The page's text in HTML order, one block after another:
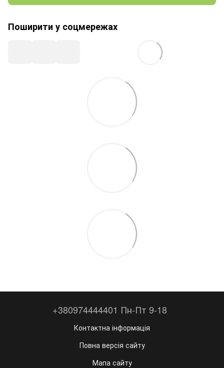
Поширити у соцмережах
+380974444401 Пн-Пт 9-18
Контактна інформація
Повна версія сайту
Мапа сайту